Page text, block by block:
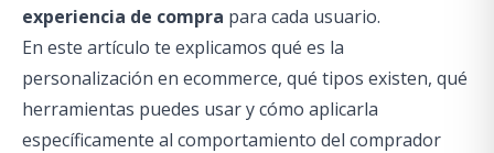
experiencia de compra para cada usuario.
En este artículo te explicamos qué es la
personalización en ecommerce, qué tipos existen, qué
herramientas puedes usar y cómo aplicarla
específicamente al comportamiento del comprador